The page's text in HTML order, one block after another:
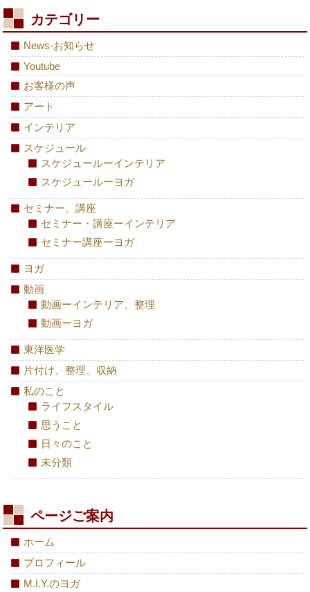
カテゴリー
News-お知らせ
Youtube
お客様の声
アート
インテリア
スケジュール
スケジュールーインテリア
スケジュールーヨガ
セミナー、講座
セミナー・講座ーインテリア
セミナー講座ーヨガ
ヨガ
動画
動画ーインテリア、整理
動画ーヨガ
東洋医学
片付け、整理、収納
私のこと
ライフスタイル
思うこと
日々のこと
未分類
ページご案内
ホーム
プロフィール
M.I.Y.のヨガ